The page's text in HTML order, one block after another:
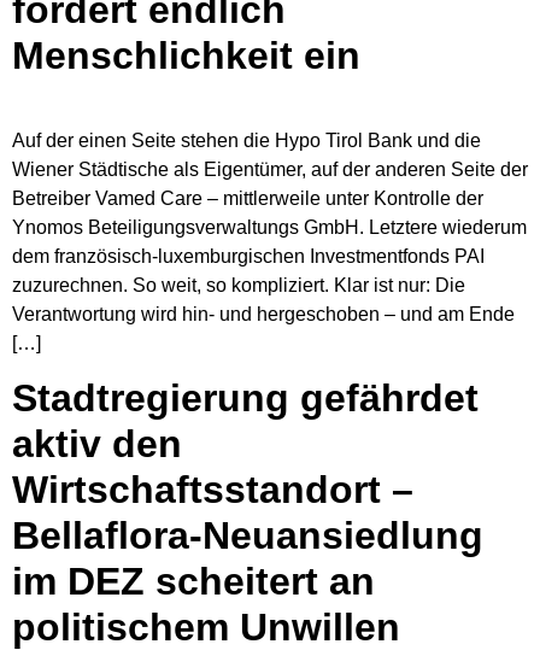
fordert endlich
Menschlichkeit ein
Auf der einen Seite stehen die Hypo Tirol Bank und die
Wiener Städtische als Eigentümer, auf der anderen Seite der
Betreiber Vamed Care – mittlerweile unter Kontrolle der
Ynomos Beteiligungsverwaltungs GmbH. Letztere wiederum
dem französisch-luxemburgischen Investmentfonds PAI
zuzurechnen. So weit, so kompliziert. Klar ist nur: Die
Verantwortung wird hin- und hergeschoben – und am Ende
[…]
Stadtregierung gefährdet
aktiv den
Wirtschaftsstandort –
Bellaflora-Neuansiedlung
im DEZ scheitert an
politischem Unwillen